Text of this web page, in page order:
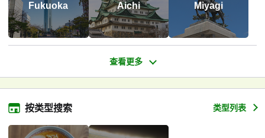
Fukuoka Aichi Miyagi
按类型搜索 类型列表